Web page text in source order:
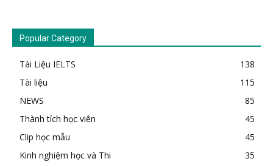
Popular Category
Tài Liệu IELTS
138
Tài liệu
115
NEWS
85
Thành tích học viên
45
Clip học mẫu
45
Kinh nghiệm học và Thi
35